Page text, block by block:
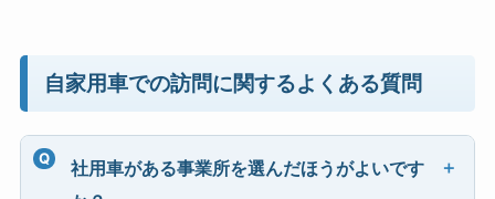
自家用車での訪問に関するよくある質問
社用車がある事業所を選んだほうがよいです